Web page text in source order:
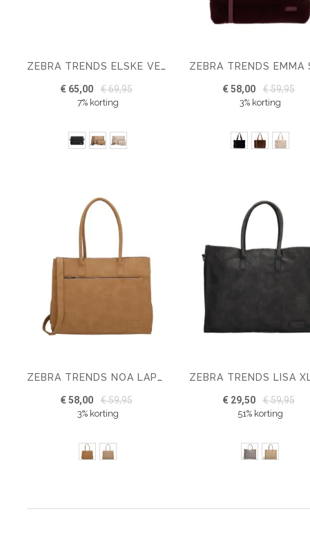
ZEBRA TRENDS ELSKE VERZORGINGSTAS
€ 65,00 € 69,95
7% korting
€ 58,00 € 59,95
3% korting
ZEBRA TRENDS NOA LAPTOPTAS 15,6 INCH
€ 58,00 € 59,95
3% korting
€ 29,50 € 59,95
51% korting